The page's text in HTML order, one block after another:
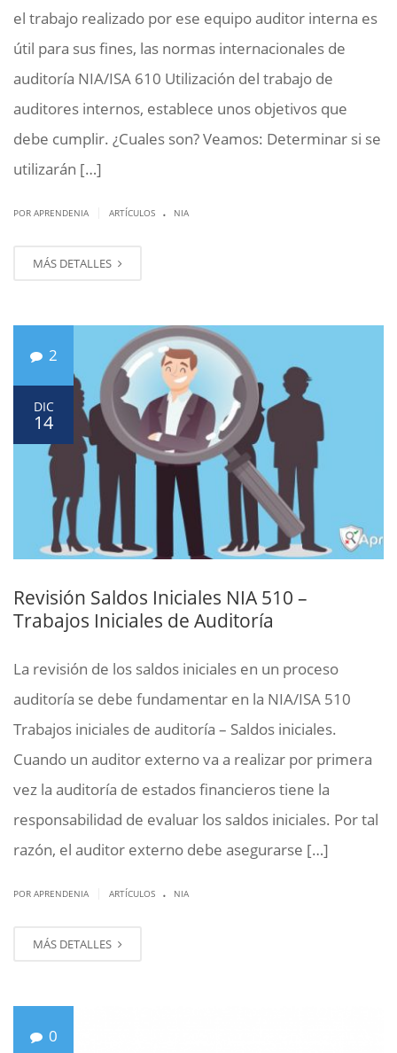
el trabajo realizado por ese equipo auditor interna es
útil para sus fines, las normas internacionales de
auditoría NIA/ISA 610 Utilización del trabajo de
auditores internos, establece unos objetivos que
debe cumplir. ¿Cuales son? Veamos: Determinar si se
utilizarán […]
POR APRENDENIA ARTÍCULOS . NIA
MÁS DETALLES
2
DIC
14
Revisión Saldos Iniciales NIA 510 –
Trabajos Iniciales de Auditoría
La revisión de los saldos iniciales en un proceso
auditoría se debe fundamentar en la NIA/ISA 510
Trabajos iniciales de auditoría – Saldos iniciales.
Cuando un auditor externo va a realizar por primera
vez la auditoría de estados financieros tiene la
responsabilidad de evaluar los saldos iniciales. Por tal
razón, el auditor externo debe asegurarse […]
POR APRENDENIA ARTÍCULOS . NIA
MÁS DETALLES
0